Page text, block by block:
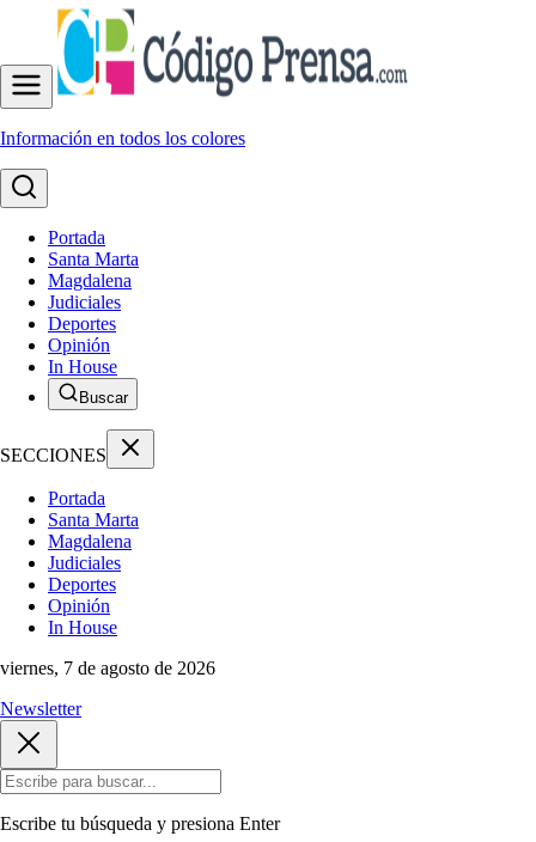
Información en todos los colores
Portada
Santa Marta
Magdalena
Judiciales
Deportes
Opinión
In House
Buscar
SECCIONES
Portada
Santa Marta
Magdalena
Judiciales
Deportes
Opinión
In House
viernes, 7 de agosto de 2026
Newsletter
Escribe tu búsqueda y presiona Enter